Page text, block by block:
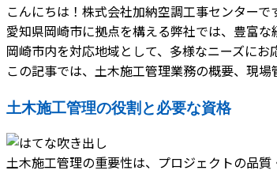
こんにちは！株式会社加納空調工事センターで
愛知県岡崎市に拠点を構える弊社では、豊富
岡崎市内を対応地域として、多様なニーズにお
この記事では、土木施工管理業務の概要、現場
土木施工管理の役割と必要な資格
土木施工管理の重要性は、プロジェクトの品質